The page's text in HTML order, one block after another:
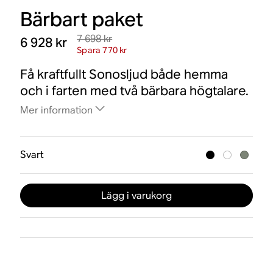
Bärbart paket
6 928 kr 7 698 kr
Spara 770 kr
Få kraftfullt Sonosljud både hemma
och i farten med två bärbara högtalare.
Mer information
Svart
Lägg i varukorg